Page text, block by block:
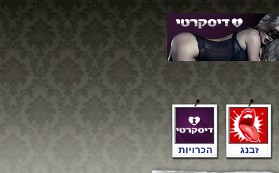
הכרויות זבנג